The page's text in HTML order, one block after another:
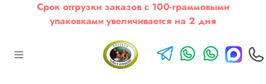
Срок отгрузки заказов с 100-граммовыми
упаковками увеличивается на 2 дня